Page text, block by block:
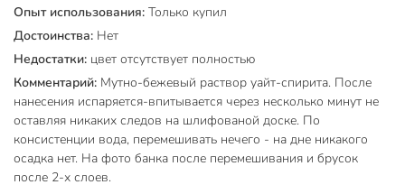
Рекомендуемое количество слоев
Бренд
Страна производства
Россия
Тип
пропитка
алкидный
Степень глянца
Опыт использования: Только купил
Достоинства: Нет
Недостатки: цвет отсутствует полностью
Комментарий: Мутно-бежевый раствор уайт-спирита. После
нанесения испаряется-впитывается через несколько минут не
оставляя никаких следов на шлифованой доске. По
консистенции вода, перемешивать нечего - на дне никакого
осадка нет. На фото банка после перемешивания и брусок
после 2-х слоев.